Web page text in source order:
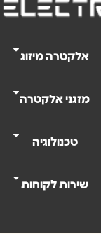
אלקטרה מיזוג
מזגני אלקטרה
טכנולוגיה
שירות לקוחות